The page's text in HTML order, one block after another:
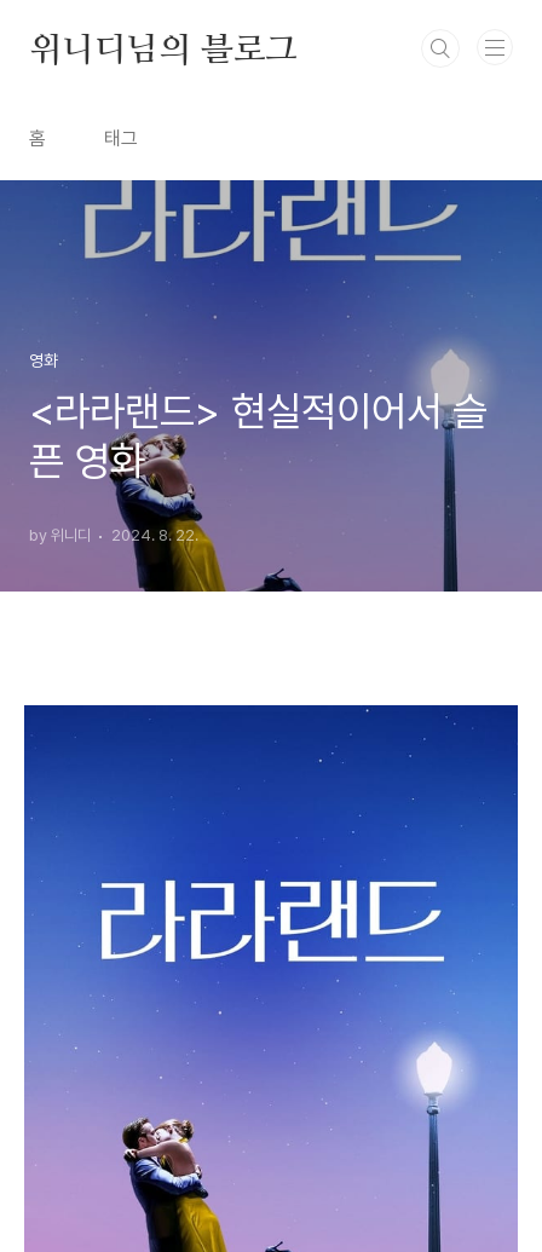
위니디님의 블로그
홈 태그
영화
<라라랜드> 현실적이어서 슬
픈 영화
by 위니디 2024. 8. 22.